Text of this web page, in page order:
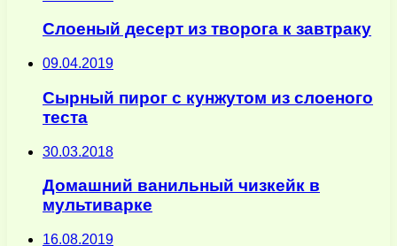
Слоеный десерт из творога к завтраку
09.04.2019
Сырный пирог с кунжутом из слоеного
теста
30.03.2018
Домашний ванильный чизкейк в
мультиварке
16.08.2019